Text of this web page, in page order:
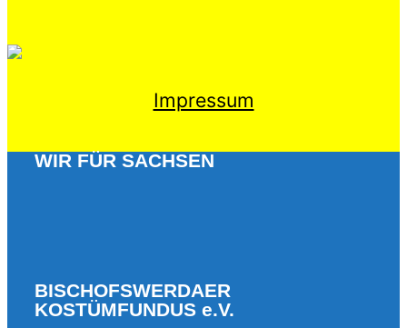
Impressum
WIR FÜR SACHSEN
BISCHOFSWERDAER
KOSTÜMFUNDUS e.V.